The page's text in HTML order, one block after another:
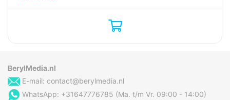
BerylMedia.nl
E-mail: contact@berylmedia.nl
WhatsApp: +31647776785 (Ma. t/m Vr. 09:00 - 14:00)